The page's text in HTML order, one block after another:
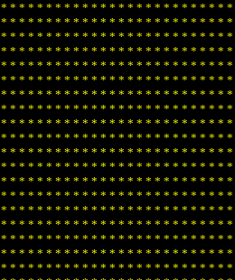
* * * * * * * * * * * * * * * * * * * * * * * * * *
* * * * * * * * * * * * * * * * * * * * * * * * * *
* * * * * * * * * * * * * * * * * * * * * * * * * *
* * * * * * * * * * * * * * * * * * * * * * * * * *
* * * * * * * * * * * * * * * * * * * * * * * * * *
* * * * * * * * * * * * * * * * * * * * * * * * * *
* * * * * * * * * * * * * * * * * * * * * * * * * *
* * * * * * * * * * * * * * * * * * * * * * * * * *
* * * * * * * * * * * * * * * * * * * * * * * * * *
* * * * * * * * * * * * * * * * * * * * * * * * * *
* * * * * * * * * * * * * * * * * * * * * * * * * *
* * * * * * * * * * * * * * * * * * * * * * * * * *
* * * * * * * * * * * * * * * * * * * * * * * * * *
* * * * * * * * * * * * * * * * * * * * * * * * * *
* * * * * * * * * * * * * * * * * * * * * * * * * *
* * * * * * * * * * * * * * * * * * * * * * * * * *
* * * * * * * * * * * * * * * * * * * * * * * * * *
* * * * * * * * * * * * * * * * * * * * * * * * * *
* * * * * * * * * * * * * * * * * * * * * * * * * *